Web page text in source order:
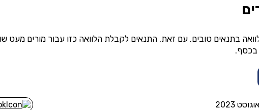
בתנאים טובים. עם זאת, התנאים לקבלת הלוואה כזו עבור מורים מעט
בכסף.